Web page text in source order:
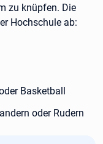
zu knüpfen. Die
Hochschule ab:
Basketball
oder Rudern